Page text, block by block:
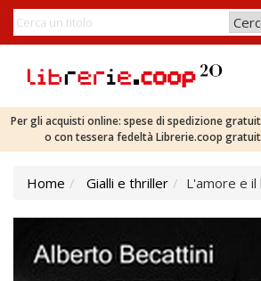
Per gli acquisti online: spese di spedizione
o con tessera fedeltà Librerie.coop
Home Gialli e thriller L'amore e il